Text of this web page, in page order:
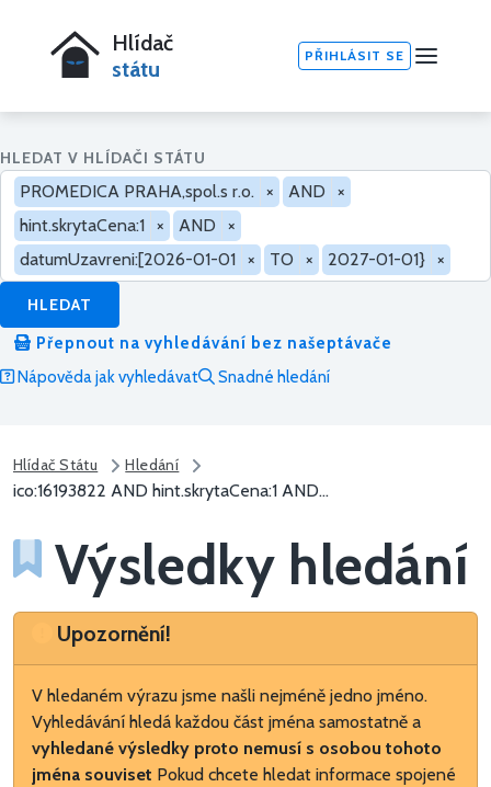
Hlídač
státu
PŘIHLÁSIT SE
HLEDAT V HLÍDAČI STÁTU
PROMEDICA PRAHA,spol.s r.o. × AND
×
hint.skrytaCena:1 × AND
×
datumUzavreni:[2026-01-01 × TO × 2027-01-01} ×
HLEDAT
Přepnout na vyhledávání bez našeptávače
Nápověda jak vyhledávat
Snadné hledání
Hlídač Státu Hledání
ico:16193822 AND hint.skrytaCena:1 AND...
Výsledky hledání
Upozornění
Upozornění!
V hledaném výrazu jsme našli nejméně jedno jméno.
Vyhledávání hledá každou část jména samostatně a
vyhledané výsledky proto nemusí s osobou tohoto
jména souviset Pokud chcete hledat informace spojené